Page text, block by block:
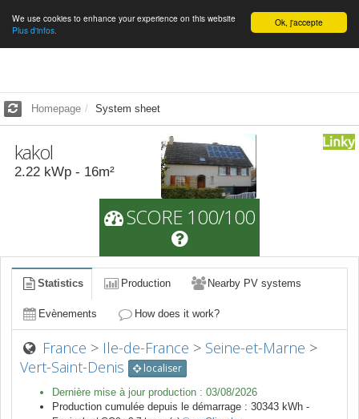
English Ok, j'accepte
We use cookies to enhance your experience on this website
Plus d'infos.
Homepage System sheet
kakol
2.22 kWp - 16m²
SCORE 100/100
Statistics Production Nearby PV systems
Evènements How does it work?
France > Ile-de-France > Seine-et-Marne >
Vert-Saint-Denis
localiser
Dernière mise à jour production : 03/08/2026
Production cumulée depuis le démarrage : 30343 kWh -